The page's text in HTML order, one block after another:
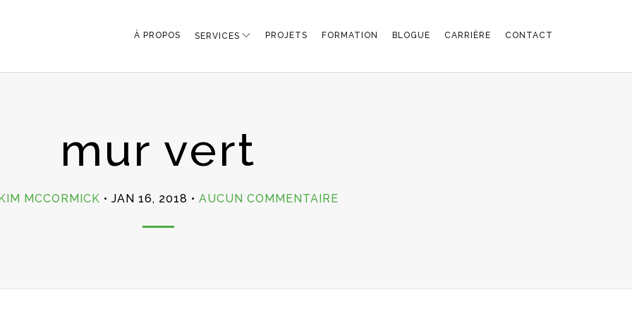
À PROPOS SERVICES PROJETS FORMATION BLOGUE CARRIÈRE CONTACT
mur vert
MCCORMICK JAN 16, 2018 AUCUN COMMENTAIRESUR